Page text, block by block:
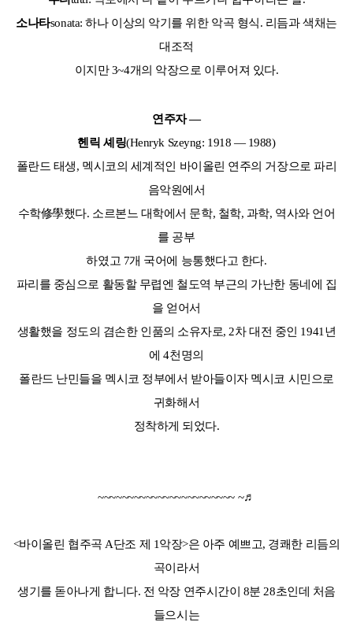
소나타sonata: 하나 이상의 악기를 위한 악곡 형식. 리듬과 색채는
대조적
이지만 3~4개의 악장으로 이루어져 있다.
연주자 ―
헨릭 셰링(Henryk Szeyng: 1918 ― 1988)
폴란드 태생, 멕시코의 세계적인 바이올린 연주의 거장으로 파리
음악원에서
수학修學했다. 소르본느 대학에서 문학, 철학, 과학, 역사와 언어
를 공부
하였고 7개 국어에 능통했다고 한다.
파리를 중심으로 활동할 무렵엔 철도역 부근의 가난한 동네에 집
을 얻어서
생활했을 정도의 겸손한 인품의 소유자로, 2차 대전 중인 1941년
에 4천명의
폴란드 난민들을 멕시코 정부에서 받아들이자 멕시코 시민으로
귀화해서
정착하게 되었다.
~~~~~~~~~~~~~~~~~~~~~~~ ~♬
<바이올린 협주곡 A단조 제 1악장>은 아주 예쁘고, 경쾌한 리듬의
곡이라서
생기를 돋아나게 합니다. 전 악장 연주시간이 8분 28초인데 처음
들으시는